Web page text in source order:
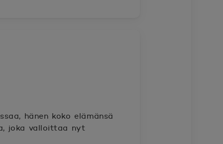
hänen koko elämänsä
joka valloittaa nyt